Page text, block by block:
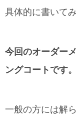
具体的に書いて
今回のオーダー
ングコートです。
一般の方には解